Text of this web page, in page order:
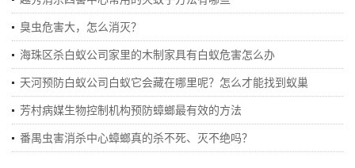
臭虫危害大，怎么消灭？
海珠区杀白蚁公司家里的木制家具有白蚁危害怎么办
天河预防白蚁公司白蚁它会藏在哪里呢？怎么才能找到蚁巢
芳村病媒生物控制机构预防蟑螂最有效的方法
番禺虫害消杀中心蟑螂真的杀不死、灭不绝吗？